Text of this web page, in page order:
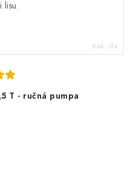
lisu.
Kód: 314
T - ručná pumpa